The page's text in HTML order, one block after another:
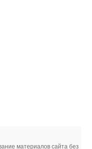
материалов сайта без